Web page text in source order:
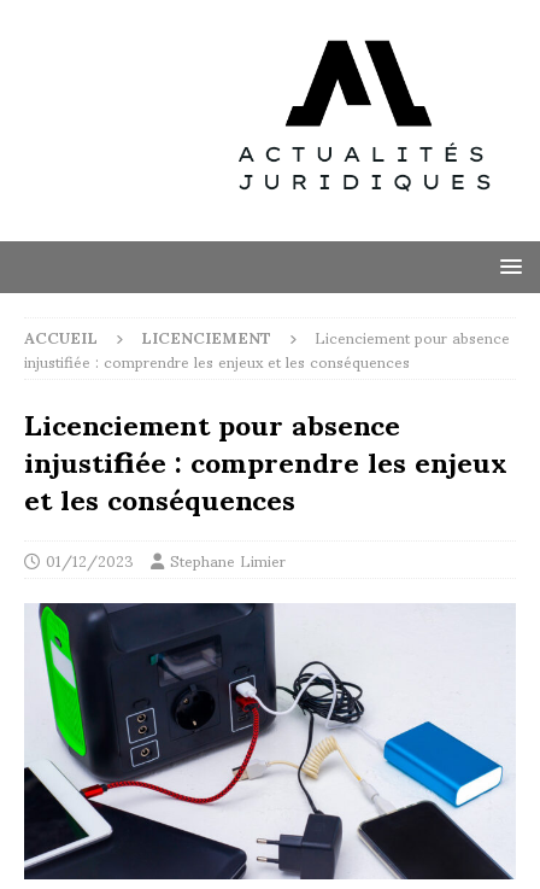
ACCUEIL LICENCIEMENT Licenciement pour absence
injustifiée : comprendre les enjeux et les conséquences
Licenciement pour absence
injustifiée : comprendre les enjeux
et les conséquences
01/12/2023 Stephane Limier